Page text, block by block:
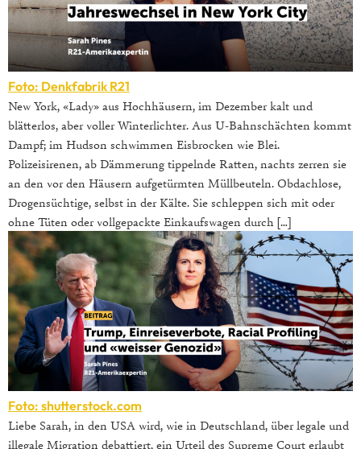
Foto: Denkfabrik R21
New York, «Lady» aus Hochhäusern, im Dezember kalt und
blätterlos, aber voller Winterlichter. Aus U-Bahnschächten kommt
Dampf; im Hudson schwimmen Eisbrocken wie Blei.
Polizeisirenen, ab Dämmerung tippelnde Ratten, nachts zerren sie
an den vor den Häusern aufgetürmten Müllbeuteln. Obdachlose,
Drogensüchtige, selbst in der Kälte. Sie schleppen sich mit oder
ohne Tüten oder vollgepackte Einkaufswagen durch […]
Foto: shutterstock.com
Liebe Sarah, in den USA wird, wie in Deutschland, über legale und
illegale Migration debattiert, ein Urteil des Supreme Court erlaubt